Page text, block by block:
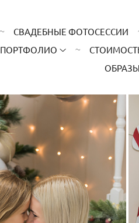
СВАДЕБНЫЕ ФОТОСЕССИИ
ПОРТФОЛИО